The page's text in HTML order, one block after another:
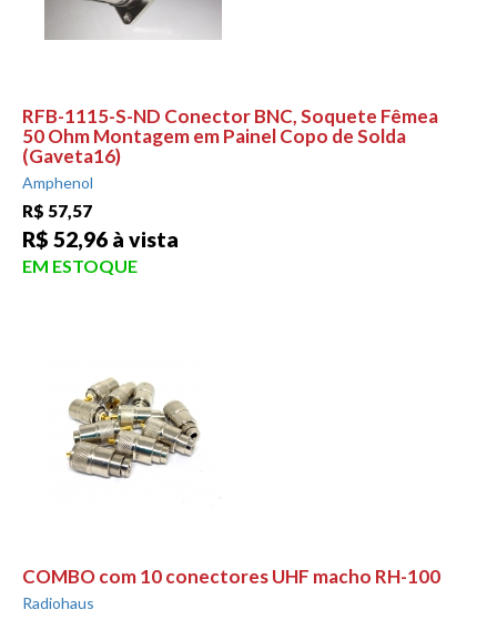
RFB-1115-S-ND Conector BNC, Soquete Fêmea
50 Ohm Montagem em Painel Copo de Solda
(Gaveta16)
Amphenol
R$ 57,57
R$ 52,96 à vista
EM ESTOQUE
COMBO com 10 conectores UHF macho RH-100
Radiohaus